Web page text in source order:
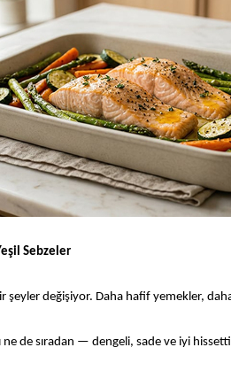
Sebzeler
şeyler değişiyor. Daha hafif yemekler,
de sıradan — dengeli, sade ve iyi